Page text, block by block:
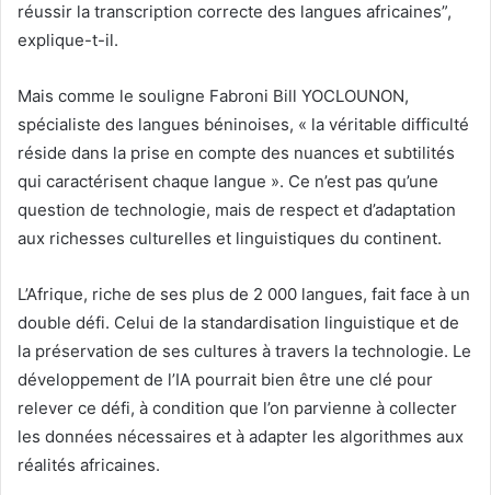
réussir la transcription correcte des langues africaines”,
explique-t-il.
Mais comme le souligne Fabroni Bill YOCLOUNON,
spécialiste des langues béninoises, « la véritable difficulté
réside dans la prise en compte des nuances et subtilités
qui caractérisent chaque langue ». Ce n’est pas qu’une
question de technologie, mais de respect et d’adaptation
aux richesses culturelles et linguistiques du continent.
L’Afrique, riche de ses plus de 2 000 langues, fait face à un
double défi. Celui de la standardisation linguistique et de
la préservation de ses cultures à travers la technologie. Le
développement de l’IA pourrait bien être une clé pour
relever ce défi, à condition que l’on parvienne à collecter
les données nécessaires et à adapter les algorithmes aux
réalités africaines.